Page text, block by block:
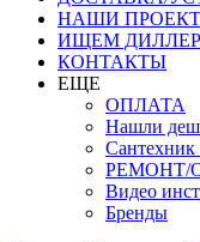
НАШИ
ИЩЕМ
КОНТАКТЫ
ЕЩЕ
ОПЛАТА
Нашли
Сантехник
РЕМОНТ/
Видео
Бренды